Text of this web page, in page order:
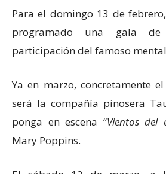
Para el domingo 13 de
programado una gala
participación del famoso
Ya en marzo, concretamente
será la compañía pinosera
ponga en escena “Vientos del
Mary Poppins.